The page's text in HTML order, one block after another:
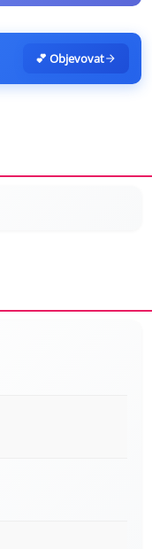
💕 Objevovat